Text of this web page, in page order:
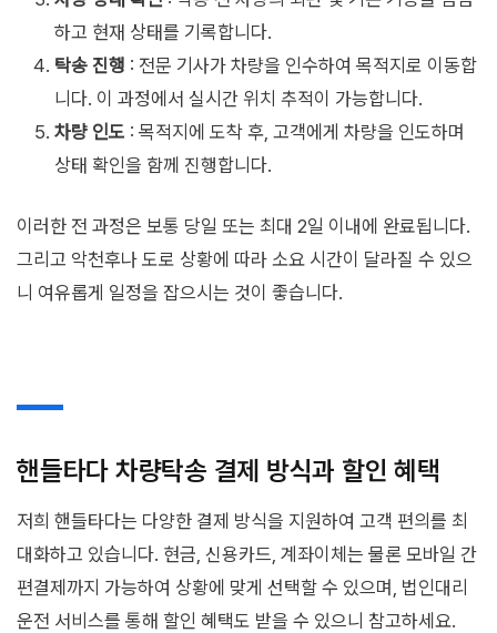
하고 현재 상태를 기록합니다.
탁송 진행 : 전문 기사가 차량을 인수하여 목적지로 이동합
니다. 이 과정에서 실시간 위치 추적이 가능합니다.
차량 인도 : 목적지에 도착 후, 고객에게 차량을 인도하며
상태 확인을 함께 진행합니다.
이러한 전 과정은 보통 당일 또는 최대 2일 이내에 완료됩니다.
그리고 악천후나 도로 상황에 따라 소요 시간이 달라질 수 있으
니 여유롭게 일정을 잡으시는 것이 좋습니다.
핸들타다 차량탁송 결제 방식과 할인 혜택
저희 핸들타다는 다양한 결제 방식을 지원하여 고객 편의를 최
대화하고 있습니다. 현금, 신용카드, 계좌이체는 물론 모바일 간
편결제까지 가능하여 상황에 맞게 선택할 수 있으며, 법인대리
운전 서비스를 통해 할인 혜택도 받을 수 있으니 참고하세요.